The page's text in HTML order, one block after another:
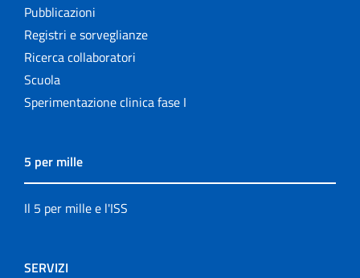
Pubblicazioni
Registri e sorveglianze
Ricerca collaboratori
Scuola
Sperimentazione clinica fase I
5 per mille
Il 5 per mille e l'ISS
SERVIZI